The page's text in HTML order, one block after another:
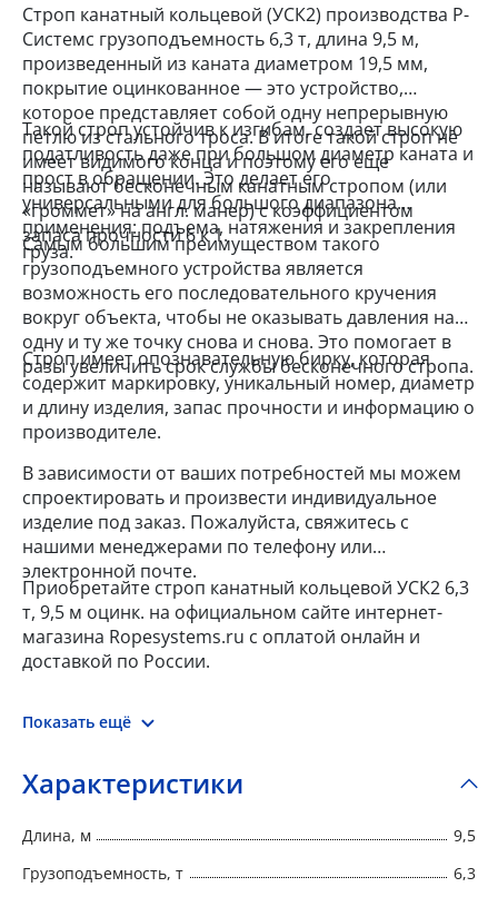
Строп канатный кольцевой (УСК2) производства Р-
Системс грузоподъемность 6,3 т, длина 9,5 м,
произведенный из каната диаметром 19,5 мм,
покрытие оцинкованное — это устройство,
которое представляет собой одну непрерывную
петлю из стального троса. В итоге такой строп не
имеет видимого конца и поэтому его еще
называют бесконечным канатным стропом (или
«громмет» на англ. манер) с коэффициентом
запаса прочности 6 к 1.
Такой строп устойчив к изгибам, создает высокую
податливость даже при большом диаметр каната и
прост в обращении. Это делает его
универсальными для большого диапазона
применения: подъема, натяжения и закрепления
груза.
Самым большим преимуществом такого
грузоподъемного устройства является
возможность его последовательного кручения
вокруг объекта, чтобы не оказывать давления на
одну и ту же точку снова и снова. Это помогает в
разы увеличить срок службы бесконечного стропа.
Строп имеет опознавательную бирку, которая
содержит маркировку, уникальный номер, диаметр
и длину изделия, запас прочности и информацию о
производителе.
В зависимости от ваших потребностей мы можем
спроектировать и произвести индивидуальное
изделие под заказ. Пожалуйста, свяжитесь с
нашими менеджерами по телефону или
электронной почте.
Приобретайте строп канатный кольцевой УСК2 6,3
т, 9,5 м оцинк. на официальном сайте интернет-
магазина Ropesystems.ru с оплатой онлайн и
доставкой по России.
Показать ещё
Характеристики
Длина, м
9,5
Грузоподъемность, т
6,3